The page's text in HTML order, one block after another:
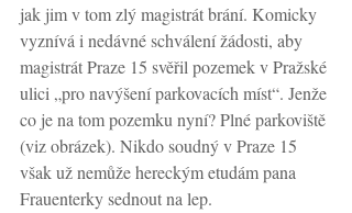
jak jim v tom zlý magistrát brání. Komicky
vyznívá i nedávné schválení žádosti, aby
magistrát Praze 15 svěřil pozemek v Pražské
ulici „pro navýšení parkovacích míst“. Jenže
co je na tom pozemku nyní? Plné parkoviště
(viz obrázek). Nikdo soudný v Praze 15
však už nemůže hereckým etudám pana
Frauenterky sednout na lep.